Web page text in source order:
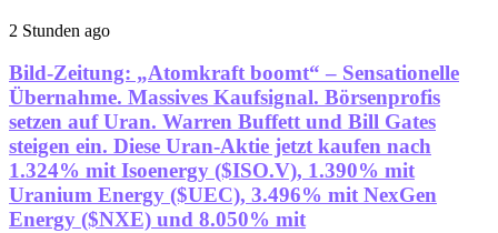
2 Stunden ago
Bild-Zeitung: „Atomkraft boomt“ – Sensationelle
Übernahme. Massives Kaufsignal. Börsenprofis
setzen auf Uran. Warren Buffett und Bill Gates
steigen ein. Diese Uran-Aktie jetzt kaufen nach
1.324% mit Isoenergy ($ISO.V), 1.390% mit
Uranium Energy ($UEC), 3.496% mit NexGen
Energy ($NXE) und 8.050% mit